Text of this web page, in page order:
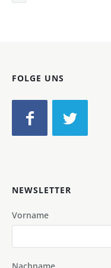
FOLGE UNS
NEWSLETTER
Vorname